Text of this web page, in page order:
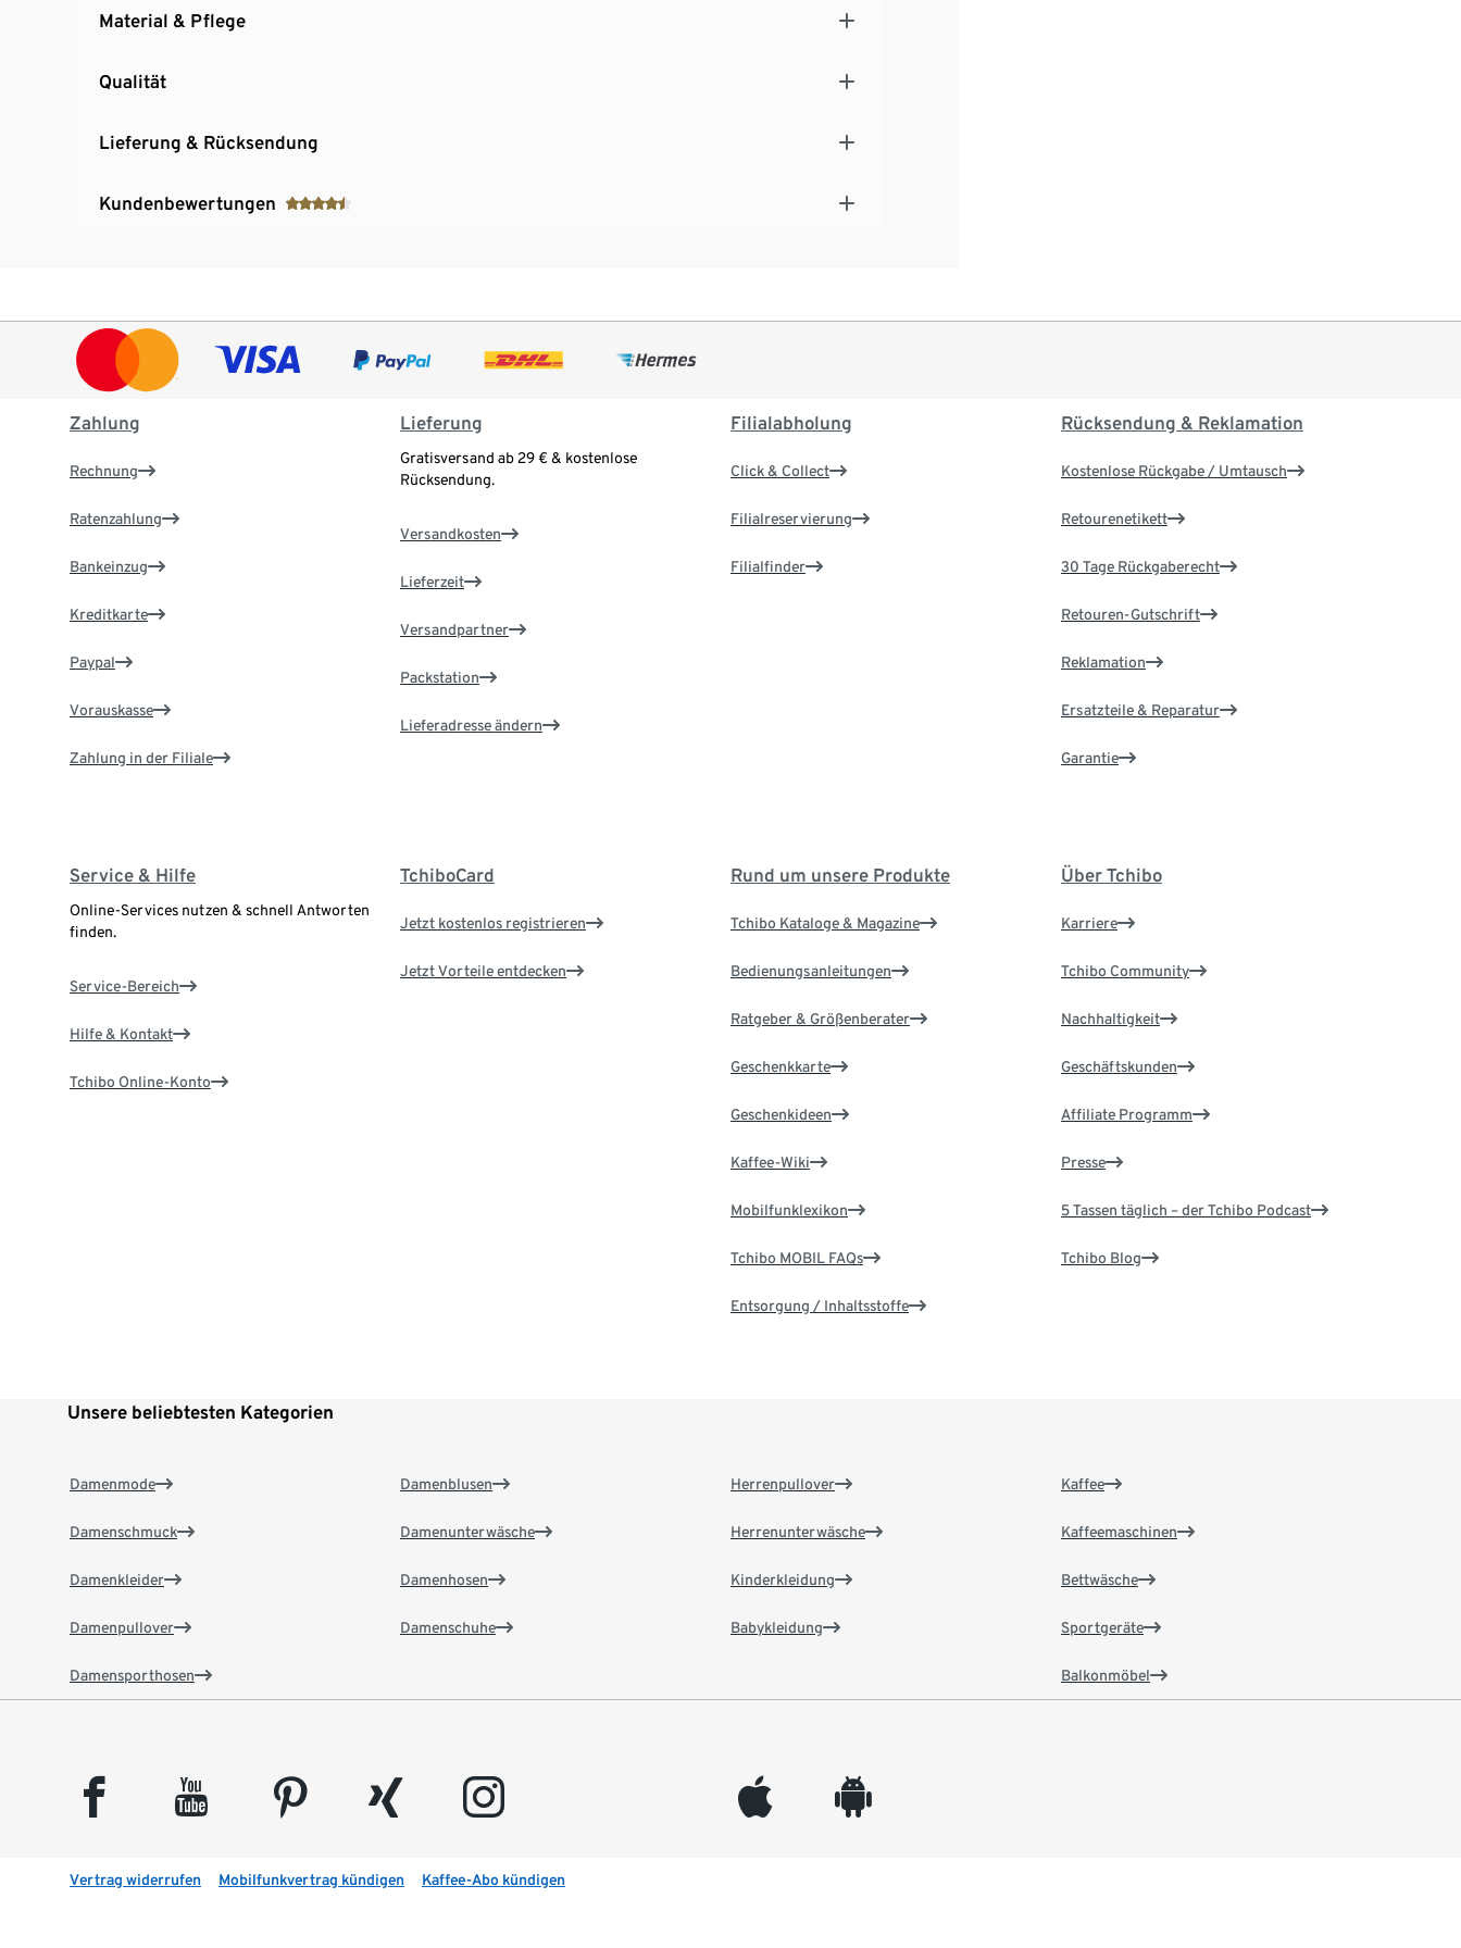
Material & Pflege
Qualität
Lieferung & Rücksendung
Kundenbewertungen
Zahlung
Rechnung
Ratenzahlung
Bankeinzug
Kreditkarte
Paypal
Vorauskasse
Zahlung in der Filiale
Lieferung
Gratisversand ab 29 € & kostenlose
Rücksendung.
Versandkosten
Lieferzeit
Versandpartner
Packstation
Lieferadresse ändern
Filialabholung
Click & Collect
Filialreservierung
Filialfinder
Rücksendung & Reklamation
Kostenlose Rückgabe / Umtausch
Retourenetikett
30 Tage Rückgaberecht
Retouren-Gutschrift
Reklamation
Ersatzteile & Reparatur
Garantie
Service & Hilfe
Online-Services nutzen & schnell Antworten
finden.
Service-Bereich
Hilfe & Kontakt
Tchibo Online-Konto
TchiboCard
Jetzt kostenlos registrieren
Jetzt Vorteile entdecken
Rund um unsere Produkte
Tchibo Kataloge & Magazine
Bedienungsanleitungen
Ratgeber & Größenberater
Geschenkkarte
Geschenkideen
Kaffee-Wiki
Mobilfunklexikon
Tchibo MOBIL FAQs
Entsorgung / Inhaltsstoffe
Über Tchibo
Karriere
Tchibo Community
Nachhaltigkeit
Geschäftskunden
Affiliate Programm
Presse
5 Tassen täglich – der Tchibo Podcast
Tchibo Blog
Unsere beliebtesten Kategorien
Damenmode
Damenschmuck
Damenkleider
Damenpullover
Damensporthosen
Damenblusen
Damenunterwäsche
Damenhosen
Damenschuhe
Herrenpullover
Herrenunterwäsche
Kinderkleidung
Babykleidung
Kaffee
Kaffeemaschinen
Bettwäsche
Sportgeräte
Balkonmöbel
facebook youtube pinterest xing instagram appleinc android
Vertrag widerrufen Mobilfunkvertrag kündigen Kaffee-Abo kündigen